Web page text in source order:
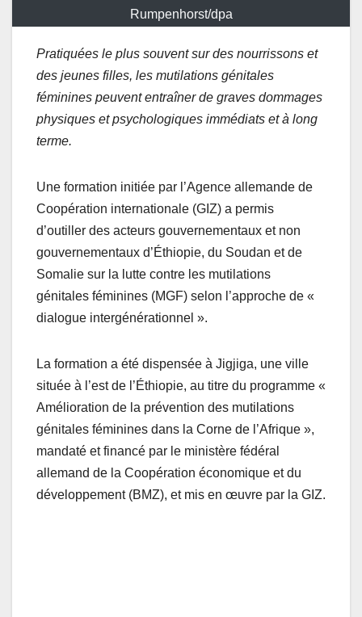
Rumpenhorst/dpa
Pratiquées le plus souvent sur des nourrissons et
des jeunes filles, les mutilations génitales
féminines peuvent entraîner de graves dommages
physiques et psychologiques immédiats et à long
terme.
Une formation initiée par l’Agence allemande de
Coopération internationale (GIZ) a permis
d’outiller des acteurs gouvernementaux et non
gouvernementaux d’Éthiopie, du Soudan et de
Somalie sur la lutte contre les mutilations
génitales féminines (MGF) selon l’approche de «
dialogue intergénérationnel ».
La formation a été dispensée à Jigjiga, une ville
située à l’est de l’Éthiopie, au titre du programme «
Amélioration de la prévention des mutilations
génitales féminines dans la Corne de l’Afrique »,
mandaté et financé par le ministère fédéral
allemand de la Coopération économique et du
développement (BMZ), et mis en œuvre par la GIZ.